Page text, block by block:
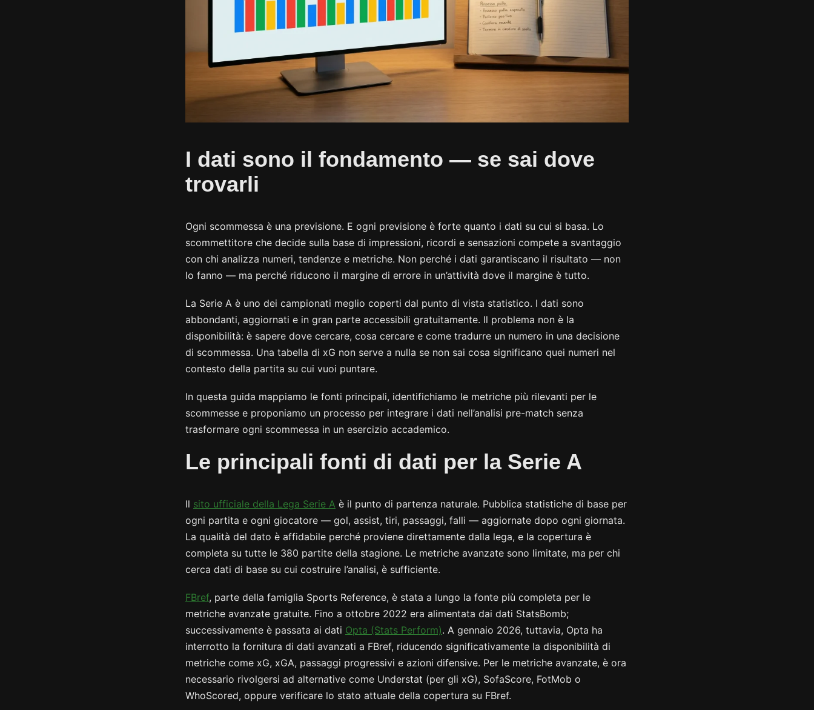
I dati sono il fondamento — se sai dove
trovarli
Ogni scommessa è una previsione. E ogni previsione è forte quanto i dati su cui si basa. Lo
scommettitore che decide sulla base di impressioni, ricordi e sensazioni compete a svantaggio
con chi analizza numeri, tendenze e metriche. Non perché i dati garantiscano il risultato — non
lo fanno — ma perché riducono il margine di errore in un’attività dove il margine è tutto.
La Serie A è uno dei campionati meglio coperti dal punto di vista statistico. I dati sono
abbondanti, aggiornati e in gran parte accessibili gratuitamente. Il problema non è la
disponibilità: è sapere dove cercare, cosa cercare e come tradurre un numero in una decisione
di scommessa. Una tabella di xG non serve a nulla se non sai cosa significano quei numeri nel
contesto della partita su cui vuoi puntare.
In questa guida mappiamo le fonti principali, identifichiamo le metriche più rilevanti per le
scommesse e proponiamo un processo per integrare i dati nell’analisi pre-match senza
trasformare ogni scommessa in un esercizio accademico.
Le principali fonti di dati per la Serie A
Il sito ufficiale della Lega Serie A è il punto di partenza naturale. Pubblica statistiche di base per
ogni partita e ogni giocatore — gol, assist, tiri, passaggi, falli — aggiornate dopo ogni giornata.
La qualità del dato è affidabile perché proviene direttamente dalla lega, e la copertura è
completa su tutte le 380 partite della stagione. Le metriche avanzate sono limitate, ma per chi
cerca dati di base su cui costruire l’analisi, è sufficiente.
FBref, parte della famiglia Sports Reference, è stata a lungo la fonte più completa per le
metriche avanzate gratuite. Fino a ottobre 2022 era alimentata dai dati StatsBomb;
successivamente è passata ai dati Opta (Stats Perform). A gennaio 2026, tuttavia, Opta ha
interrotto la fornitura di dati avanzati a FBref, riducendo significativamente la disponibilità di
metriche come xG, xGA, passaggi progressivi e azioni difensive. Per le metriche avanzate, è ora
necessario rivolgersi ad alternative come Understat (per gli xG), SofaScore, FotMob o
WhoScored, oppure verificare lo stato attuale della copertura su FBref.